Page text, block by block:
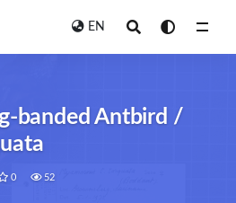
EN
banded Antbird /
0 52